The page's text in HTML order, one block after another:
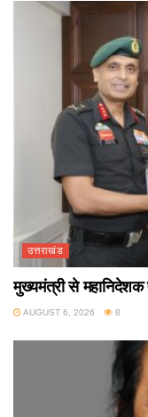
उत्तराखंड
मुख्यमंत्री से महानिदेशक
AUGUST 6, 2026 8